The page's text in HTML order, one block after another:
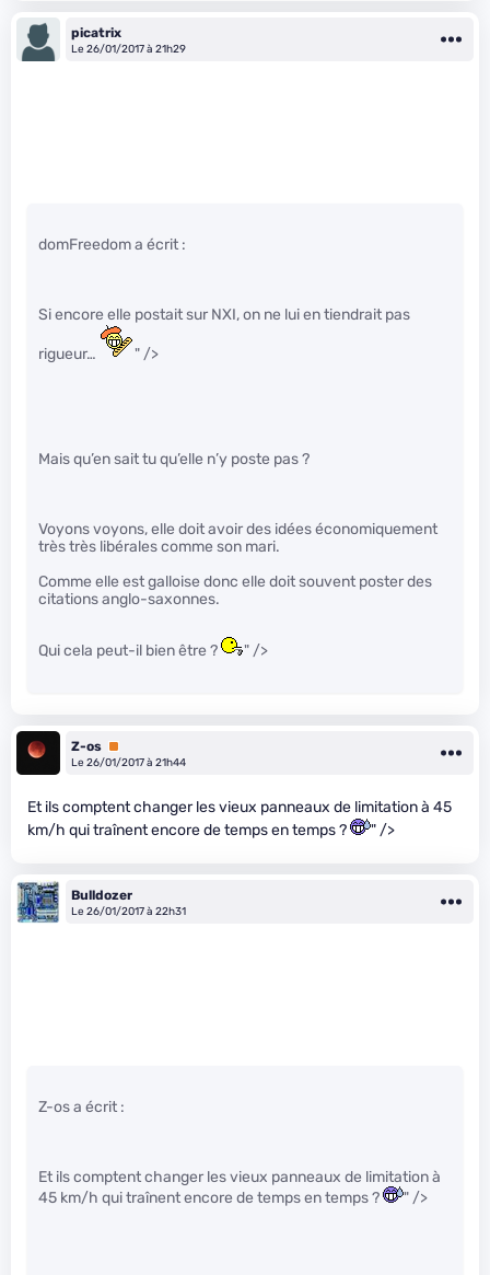
picatrix
Le 26/01/2017 à 21h29
domFreedom a écrit :
Si encore elle postait sur NXI, on ne lui en tiendrait pas
rigueur… " />
Mais qu’en sait tu qu’elle n’y poste pas ?
Voyons voyons, elle doit avoir des idées économiquement
très très libérales comme son mari.
Comme elle est galloise donc elle doit souvent poster des
citations anglo-saxonnes.
Qui cela peut-il bien être ? " />
Z-os Premium
Le 26/01/2017 à 21h44
Et ils comptent changer les vieux panneaux de limitation à 45
km/h qui traînent encore de temps en temps ?
" />
Bulldozer
Le 26/01/2017 à 22h31
Z-os a écrit :
Et ils comptent changer les vieux panneaux de limitation à
45 km/h qui traînent encore de temps en temps ?
" />